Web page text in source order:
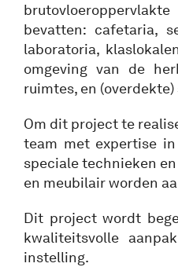
bevatten: cafetaria,
laboratoria,
omgeving van de
ruimtes, en
Om dit project te
team met expertise
speciale technieken
en meubilair worden
Dit project wordt
kwaliteitsvolle
instelling.